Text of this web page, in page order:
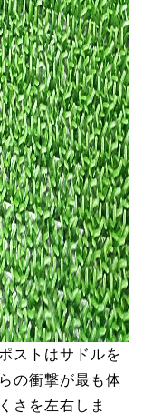
ストはサドルを
の衝撃が最も体
さを左右しま